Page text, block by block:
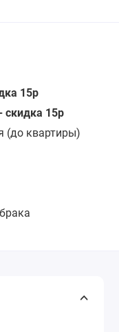
15р
скидка 15р
(до квартиры)